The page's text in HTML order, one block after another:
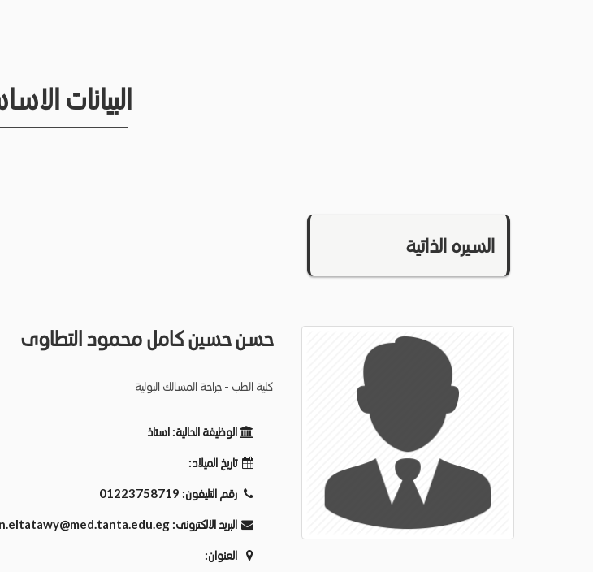
البيانات
السيره الذاتية
حسن حسين كامل محمود التطاوى
كلية الطب - جراحة المسالك البولية
الوظيفة الحالية:استاذ
تاريخ الميلاد:
رقم التليفون: 01223758719
البريد الالكترونى:
العنوان: